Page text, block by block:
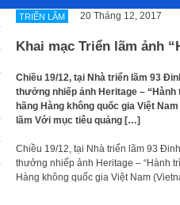
TRIỂN LÃM 20 Tháng 12, 2017
Khai mạc Triển lãm ảnh
Chiều 19/12, tại Nhà triển lãm 93
thưởng nhiếp ảnh Heritage –
hãng Hàng không quốc gia Việt
lãm Với mục tiêu quảng […]
Chiều 19/12, tại Nhà triển lãm 93
thưởng nhiếp ảnh Heritage – “Hành
Hàng không quốc gia Việt Nam